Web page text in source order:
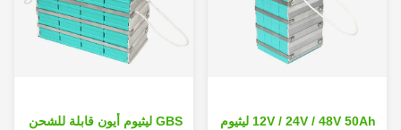
12V / 24V / 48V 50Ah ليثيوم
GBS ليثيوم أيون قابلة للشحن